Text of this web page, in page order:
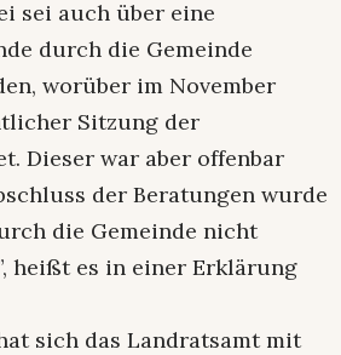
sei auch über eine
durch die Gemeinde
worüber im November
Sitzung der
Dieser war aber offenbar
der Beratungen wurde
die Gemeinde nicht
heißt es in einer Erklärung
sich das Landratsamt mit